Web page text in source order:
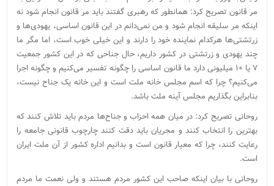
مر قانون تصریح کرد: همانطور که رهبری گفتند باید مر قانون انجام شود نه
اینکه مر سلیقه انجام شود و من نمی‌دانم در این قانون اساسی، یهودی‌ها و
زرتشتی‌ها هرکدام نماینده خود را دارند و این خیلی خوب است، اما مگر ما
چند یهودی و زرتشتی در کشور داریم، حال جناحی که در این کشور جمعیت
۷ یا ۱۰ میلیونی دارد ما قانون اساسی را چگونه تفسیر می‌کنیم و چگونه اجرا
می‌کنیم؟ چرا که اسم مجلس خانه ملت است و این خانه یک جناح نیست،
بنابراین بگذاریم مجلس آینه ملت باشد.
روحانی تصریح کرد: در میان همه احزاب و جناح‌ها مردم باید تلاش کنند که
بهترین را انتخاب کنند و مجریان باید دقت کنند چارچوب قانونی جامعه را
رعایت کنند، چرا که معیار قانون است و بدانیم اداره کشور از آن ملت ایران
است.
روحانی با بیان اینکه صاحب این کشور مردم هستند و ولی نعمت ما مردم